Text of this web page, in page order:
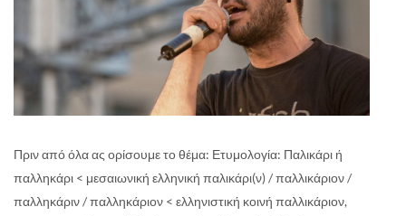
Πριν από όλα ας ορίσουμε το θέμα: Ετυμολογία: Παλικάρι ή
παλληκάρι < μεσαιωνική ελληνική παλικάρι(ν) / παλλικάριον /
παλληκάριν / παλληκάριον < ελληνιστική κοινή παλλικάριον,